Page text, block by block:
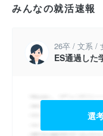
みんなの就活速報
26卒 / 文系 /
ES通過した
選